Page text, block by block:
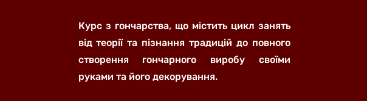
Курс з гончарства, що містить цикл занять
від теорії та пізнання традицій до повного
створення гончарного виробу своїми
руками та його декорування.